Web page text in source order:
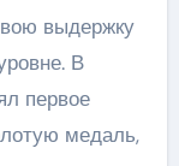
выдержку
В
первое
медаль,